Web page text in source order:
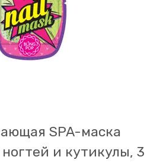
SPA-маска
ногтей и кутикулы, 3